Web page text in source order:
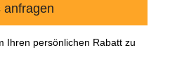
anfragen
Ihren persönlichen Rabatt zu